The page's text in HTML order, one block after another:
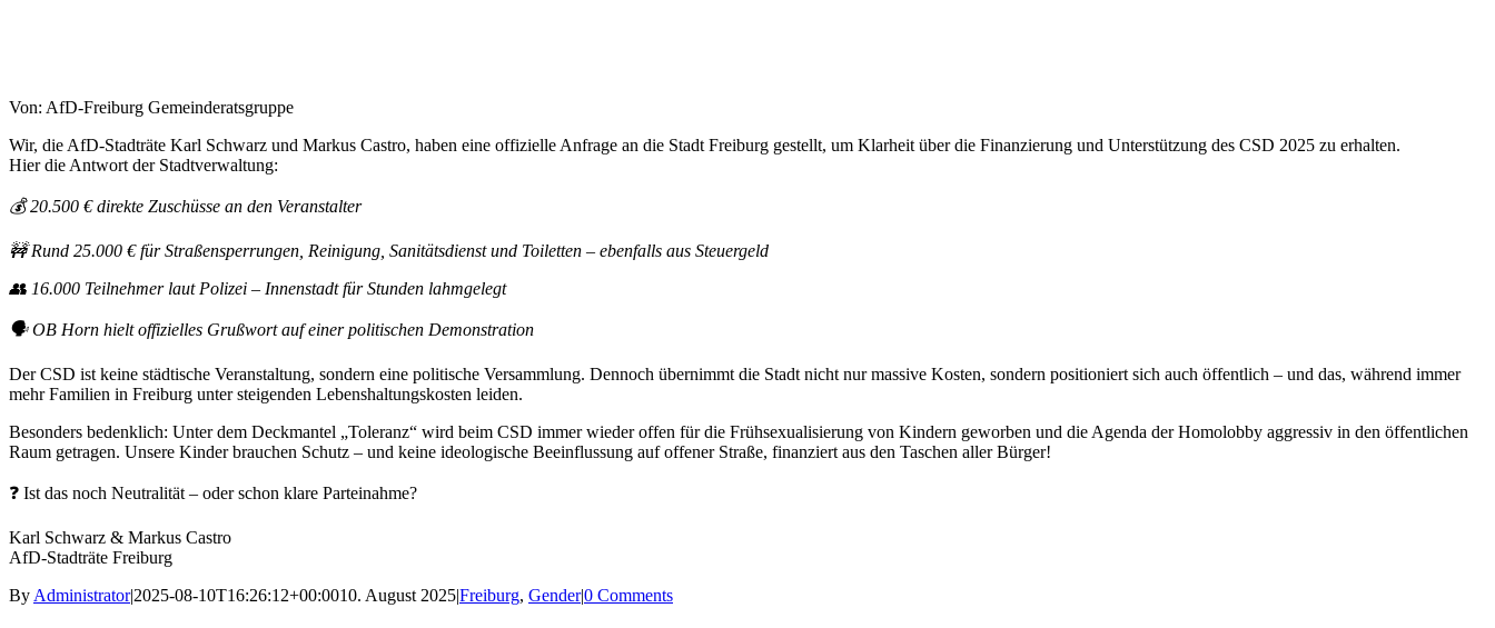
Von: AfD-Freiburg Gemeinderatsgruppe
Wir, die AfD-Stadträte Karl Schwarz und Markus Castro, haben eine offizielle Anfrage an die Stadt Freiburg gestellt, um Klarheit über die Finanzierung und Unterstützung des CSD 2025 zu erhalten.
Hier die Antwort der Stadtverwaltung:
💰20.500 € direkte Zuschüsse an den Veranstalter
🚧Rund 25.000 € für Straßensperrungen, Reinigung, Sanitätsdienst und Toiletten – ebenfalls aus Steuergeld
👥 16.000 Teilnehmer laut Polizei – Innenstadt für Stunden lahmgelegt
🗣OB Horn hielt offizielles Grußwort auf einer politischen Demonstration
Der CSD ist keine städtische Veranstaltung, sondern eine politische Versammlung. Dennoch übernimmt die Stadt nicht nur massive Kosten, sondern positioniert sich auch öffentlich – und das, während immer
mehr Familien in Freiburg unter steigenden Lebenshaltungskosten leiden.
Besonders bedenklich: Unter dem Deckmantel „Toleranz“ wird beim CSD immer wieder offen für die Frühsexualisierung von Kindern geworben und die Agenda der Homolobby aggressiv in den öffentlichen
Raum getragen. Unsere Kinder brauchen Schutz – und keine ideologische Beeinflussung auf offener Straße, finanziert aus den Taschen aller Bürger!
❓ Ist das noch Neutralität – oder schon klare Parteinahme?
Karl Schwarz & Markus Castro
AfD-Stadträte Freiburg
ByAdministrator|2025-08-10T16:26:12+00:0010. August 2025|Freiburg, Gender|0 Comments